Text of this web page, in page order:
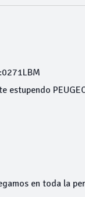
en toda la